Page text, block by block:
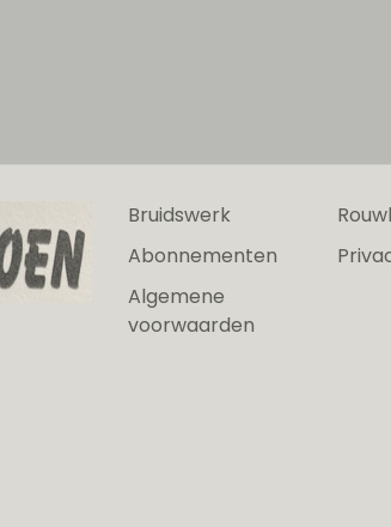
Bruidswerk
Abonnementen
Algemene
voorwaarden